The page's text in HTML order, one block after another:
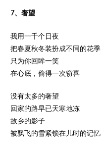
7、奢望
我用一千个日夜
把春夏秋冬装扮成不同的花季
只为你回眸一笑
在心底，偷得一次窃喜
没有太多的奢望
回家的路早已天寒地冻
故乡的影子
被飘飞的雪紧锁在儿时的记忆